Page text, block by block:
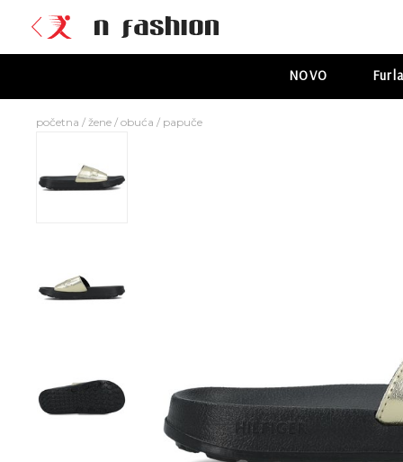
NOVO Furla
početna / žene / obuća / papuče